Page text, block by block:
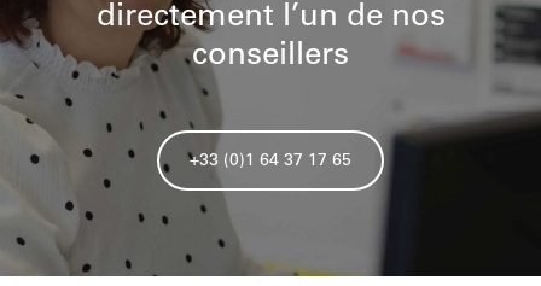
directement l’un de nos
conseillers
+33 (0)1 64 37 17 65